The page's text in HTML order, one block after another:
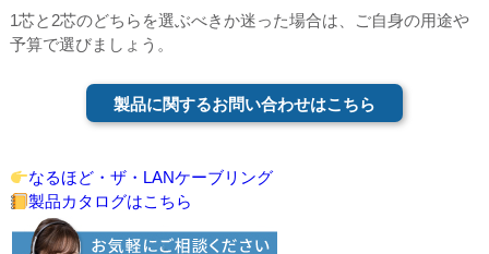
1芯と2芯のどちらを選ぶべきか迷った場合は、ご自身の用途や
予算で選びましょう。
製品に関するお問い合わせはこちら
なるほど・ザ・LANケーブリング
製品カタログはこちら